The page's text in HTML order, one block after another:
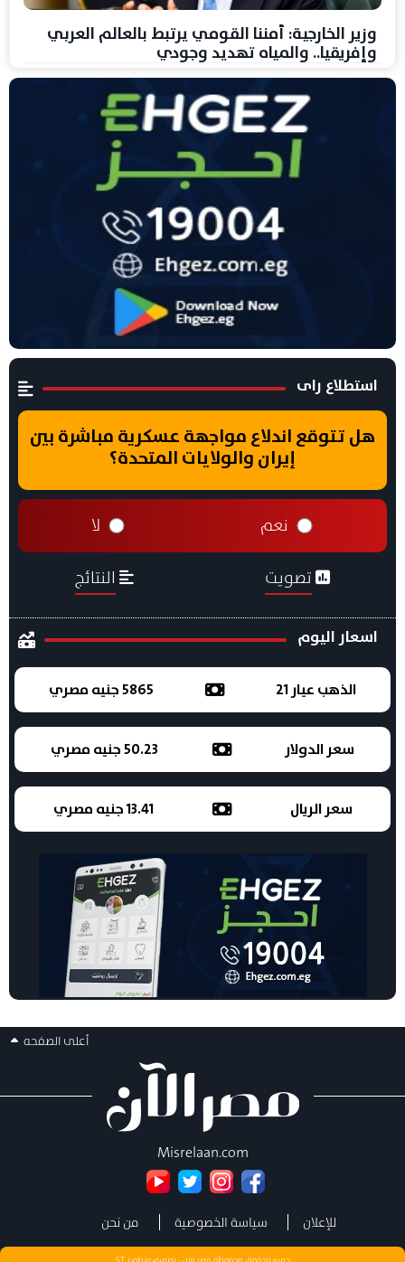
وزير الخارجية: أمننا القومي يرتبط بالعالم العربي
وإفريقيا.. والمياه تهديد وجودي
استطلاع راى
هل تتوقع اندلاع مواجهة عسكرية مباشرة بين
إيران والولايات المتحدة؟
نعم لا
تصويت النتائج
اسعار اليوم
الذهب عيار 21 5865 جنيه مصري
سعر الدولار 50.23 جنيه مصري
سعر الريال 13.41 جنيه مصري
أعلى الصفحه
Misrelaan.com
للإعلان سياسة الخصوصية من نحن